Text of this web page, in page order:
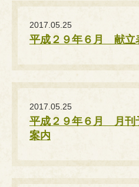
2017.05.25
平成２９年６月 献立
2017.05.25
平成２９年６月 月刊
案内